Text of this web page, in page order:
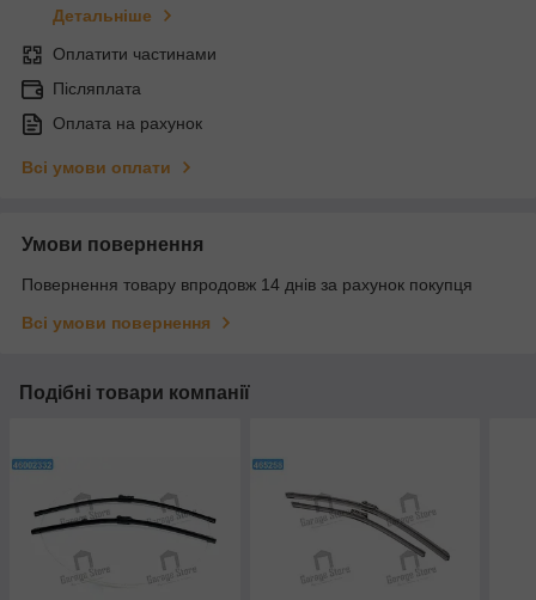
Детальніше
Оплатити частинами
Післяплата
Оплата на рахунок
Всі умови оплати
Умови повернення
Повернення товару впродовж 14 днів за рахунок покупця
Всі умови повернення
Подібні товари компанії